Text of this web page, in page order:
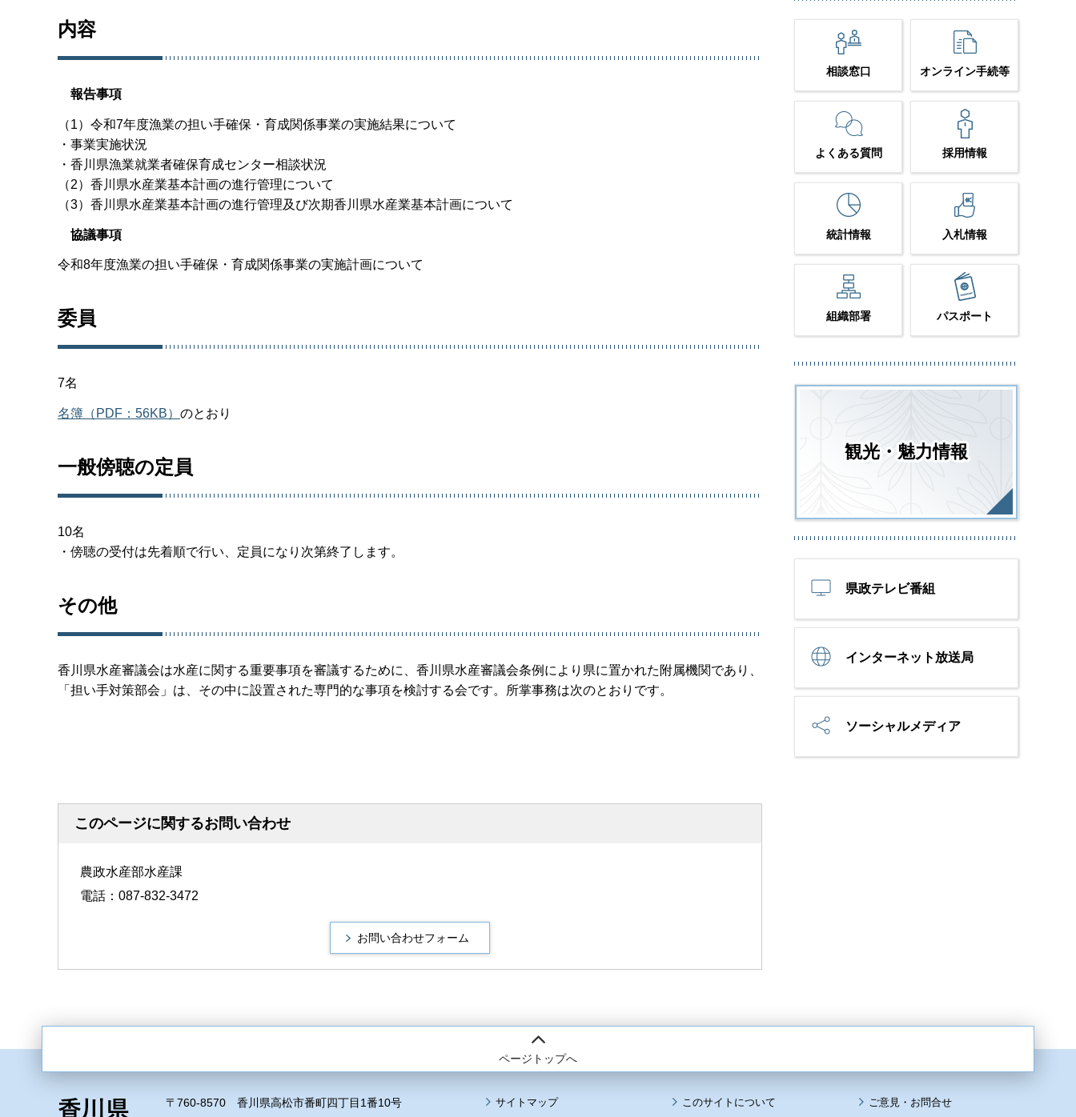
内容
報告事項
（1）令和7年度漁業の担い手確保・育成関係事業の実施結果について
・事業実施状況
・香川県漁業就業者確保育成センター相談状況
（2）香川県水産業基本計画の進行管理について
（3）香川県水産業基本計画の進行管理及び次期香川県水産業基本計画について
協議事項
令和8年度漁業の担い手確保・育成関係事業の実施計画について
委員
7名
名簿（PDF：56KB） のとおり
一般傍聴の定員
10名
・傍聴の受付は先着順で行い、定員になり次第終了します。
その他
香川県水産審議会は水産に関する重要事項を審議するために、香川県水産審議会条例により県に置かれた附属機関であり、
「担い手対策部会」は、その中に設置された専門的な事項を検討する会です。所掌事務は次のとおりです。
このページに関するお問い合わせ
農政水産部水産課
電話：087-832-3472
相談窓口 オンライン手続等
よくある質問 採用情報
統計情報 入札情報
組織部署 パスポート
観光・魅力情報
県政テレビ番組
インターネット放送局
ソーシャルメディア
ページトップへ
〒760-8570 香川県高松市番町四丁目1番10号 サイトマップ このサイトについて